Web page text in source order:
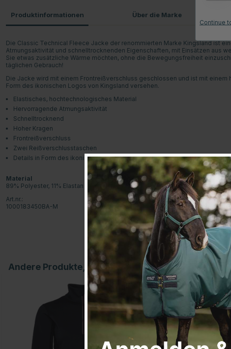
Produktinformationen
Die Classic Technical Fleece Jacke der renommierten Marke Kingsland ist
Atmungsaktivität und schnelltrocknenden Eigenschaften, mit Einsätzen aus
Sie etwas zusätzliche Wärme möchten, ohne die Bewegungsfreiheit
täglichen Gebrauch!
Die Jacke wird mit einem Frontreißverschluss geschlossen und ist mit
Form des ikonischen Logos von Kingsland versehen.
Elastisches, hochtechnologisches Material
Hervorragende Atmungsaktivität
Schnelltrocknend
Hoher Kragen
Frontreißverschluss
Zwei Reißverschlusstaschen
Details in Form des ikonischen Logos von Kingsland
Material
89% Polyester, 11% Elastan
Art.nr.:
1000183450BA-M
Über die Marke
Andere Produkte, die Ihnen gefallen könnten
30
Continue